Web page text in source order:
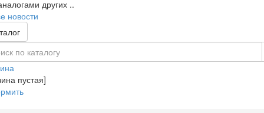
других ..
новости
пустая]